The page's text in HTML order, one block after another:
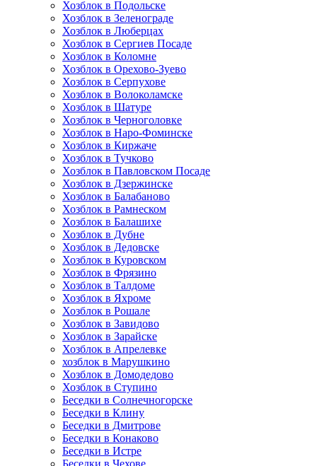
Хозблок в Подольске
Хозблок в Зеленограде
Хозблок в Люберцах
Хозблок в Сергиев Посаде
Хозблок в Коломне
Хозблок в Орехово-Зуево
Хозблок в Серпухове
Хозблок в Волоколамске
Хозблок в Шатуре
Хозблок в Черноголовке
Хозблок в Наро-Фоминске
Хозблок в Киржаче
Хозблок в Тучково
Хозблок в Павловском Посаде
Хозблок в Дзержинске
Хозблок в Балабаново
Хозблок в Рамнеском
Хозблок в Балашихе
Хозблок в Дубне
Хозблок в Дедовске
Хозблок в Куровском
Хозблок в Фрязино
Хозблок в Талдоме
Хозблок в Яхроме
Хозблок в Рошале
Хозблок в Завидово
Хозблок в Зарайске
Хозблок в Апрелевке
хозблок в Марушкино
Хозблок в Домодедово
Хозблок в Ступино
Беседки в Солнечногорске
Беседки в Клину
Беседки в Дмитрове
Беседки в Конаково
Беседки в Истре
Беседки в Чехове